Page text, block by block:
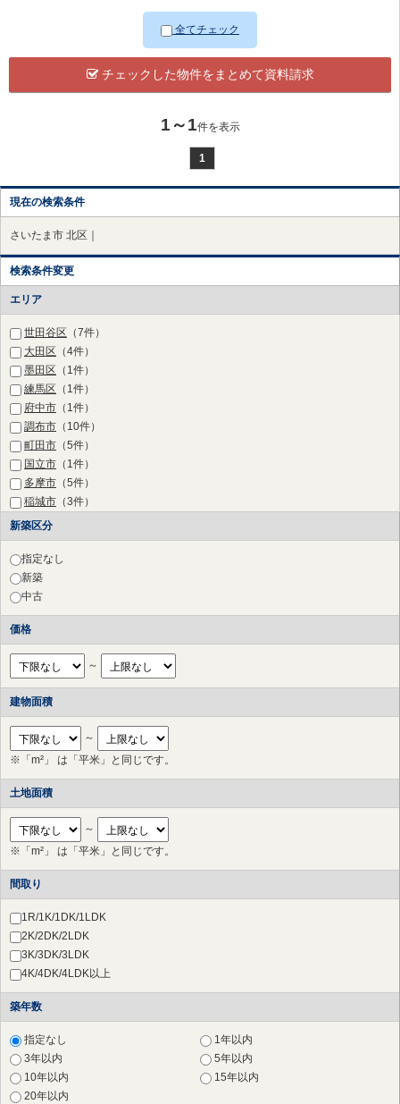
全てチェック
チェックした物件をまとめて資料請求
1～1件を表示
1
現在の検索条件
さいたま市 北区｜
検索条件変更
エリア
世田谷区 （7件）
大田区 （4件）
墨田区 （1件）
練馬区 （1件）
府中市 （1件）
調布市 （10件）
町田市 （5件）
国立市 （1件）
多摩市 （5件）
稲城市 （3件）
川崎市 高津区
川崎市 中原区（6件）
川崎市 多摩区
川崎市 宮前区
横浜市 港北区
横浜市 都筑区（11件）
横浜市 青葉区
さいたま市 北区（1件）
草加市（1件）
横浜市 鶴見区（9件）
横浜市 神奈川区
横浜市 西区（11件）
横浜市 中区
（12件）
横浜市 南区（6件）
横浜市 磯子区
横浜市 金沢区
（2件）
横浜市 戸塚区
（6件）
横浜市 港南区（7件）
横浜市 旭区
横浜市 瀬谷区 （5件）
横浜市 栄区（3件）
横浜市 泉区（1件）
川崎市 川崎区（3件）
川崎市 麻生区（14件）
横須賀市
新築区分
指定なし
新築
中古
価格
～
建物面積
～
※「m²」 は「平米」と同じです。
土地面積
～
※「m²」 は「平米」と同じです。
間取り
1R/1K/1DK/1LDK
2K/2DK/2LDK
3K/3DK/3LDK
4K/4DK/4LDK以上
築年数
指定なし
1年以内
3年以内
5年以内
10年以内
15年以内
20年以内